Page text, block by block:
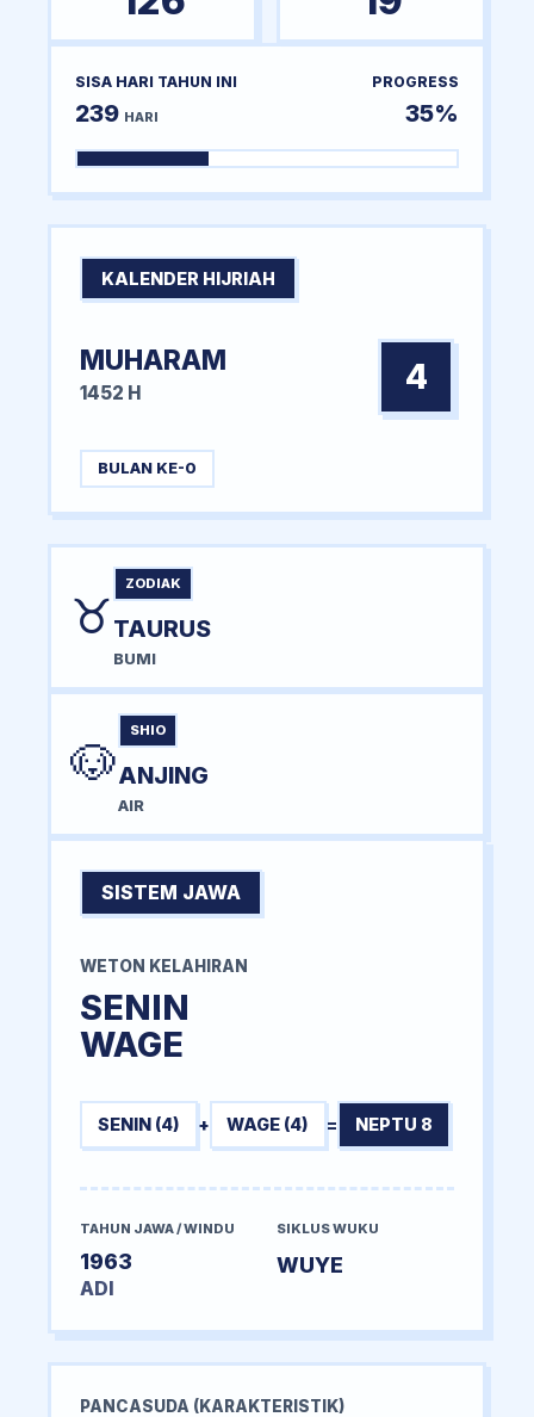
SISA HARI TAHUN INI
239 HARI
PROGRESS
35%
KALENDER HIJRIAH
MUHARAM
1452 H 4
BULAN KE-0
♉
ZODIAK
TAURUS
BUMI
🐶
SHIO
ANJING
AIR
SISTEM JAWA
WETON KELAHIRAN
SENIN
WAGE
SENIN (4) + WAGE (4) = NEPTU 8
TAHUN JAWA / WINDU
1963
ADI
SIKLUS WUKU
WUYE
PANCASUDA (KARAKTERISTIK)